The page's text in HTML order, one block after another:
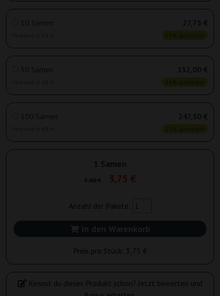
10 Samen
Versand in 24 h
27,75 €
50 Samen
Versand in 48 h
132,00 €
100 Samen
Versand in 48 h
247,50 €
1 Samen
5,00 € 3,75 €
Anzahl der Pakete:
In den Warenkorb
Preis pro Stück: 3,75 €
Kennst du dieses Produkt schon? Jetzt bewerten und